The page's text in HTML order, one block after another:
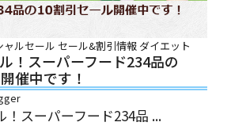
ャルセール セール&割引情報 ダイエット
！スーパーフード234品の
催中です！
！スーパーフード234品 ...